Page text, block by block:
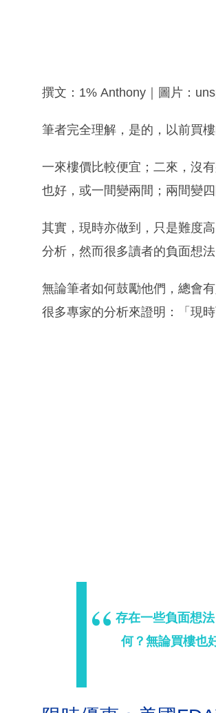
撰文：1% Anthony｜圖片：
筆者完全理解，是的，以前買樓
一來樓價比較便宜；二來，沒
也好，或一間變兩間；兩間變
其實，現時亦做到，只是難度
分析，然而很多讀者的負面想法
無論筆者如何鼓勵他們，總會
很多專家的分析來證明：「現時
存在一些負面想
何？無論買樓也